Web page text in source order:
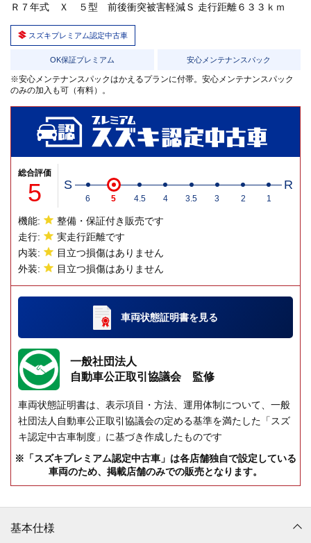
Ｒ７年式 Ｘ ５型 前後衝突被害軽減Ｓ 走行距離６３３ｋｍ
スズキプレミアム認定中古車
OK保証プレミアム 安心メンテナンスパック
※安心メンテナンスパックはかえるプランに付帯。安心メンテナンスパック
のみの加入も可（有料）。
総合評価
5 S R
6 5 4.5 4 3.5 3 2 1
機能:
整備・保証付き販売です
走行:
実走行距離です
内装:
目立つ損傷はありません
外装:
目立つ損傷はありません
車両状態証明書を見る
一般社団法人
自動車公正取引協議会 監修
車両状態証明書は、表示項目・方法、運用体制について、一般
社団法人自動車公正取引協議会の定める基準を満たした「スズ
キ認定中古車制度」に基づき作成したものです
※「スズキプレミアム認定中古車」は各店舗独自で設定している
車両のため、掲載店舗のみでの販売となります。
基本仕様